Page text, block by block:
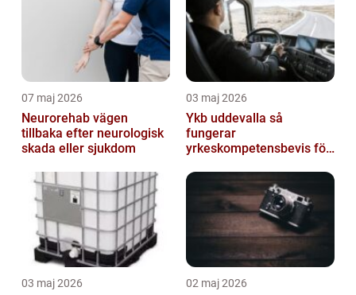
07 maj 2026
Neurorehab vägen
tillbaka efter neurologisk
skada eller sjukdom
03 maj 2026
Ykb uddevalla så
fungerar
yrkeskompetensbevis för
03 maj 2026 02 maj 2026